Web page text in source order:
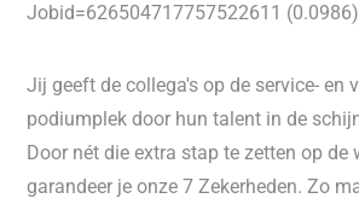
Jobid=626504717757522611 (0.0986)
Jij geeft de collega's op de service- en
podiumplek door hun talent in de
Door nét die extra stap te zetten op de
garandeer je onze 7 Zekerheden. Zo